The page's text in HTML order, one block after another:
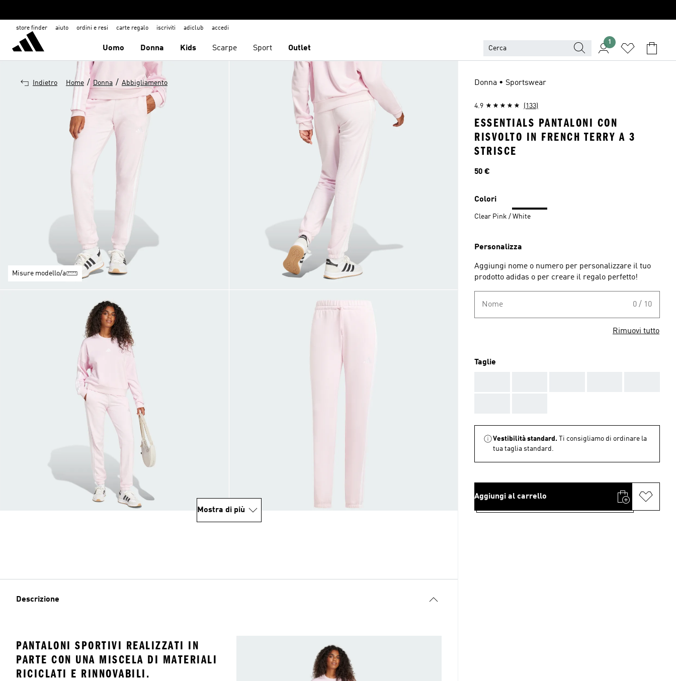
store finder aiuto ordini e resi carte regalo iscriviti adiclub accedi
Uomo Donna Kids Scarpe Sport Outlet
1
Indietro Home / Donna / Abbigliamento
Misure modello/a
Mostra di più
Descrizione
PANTALONI SPORTIVI REALIZZATI IN
PARTE CON UNA MISCELA DI MATERIALI
RICICLATI E RINNOVABILI.
Donna • Sportswear
4.9 (133)
ESSENTIALS PANTALONI CON
RISVOLTO IN FRENCH TERRY A 3
STRISCE
Prezzo
50 €
Colori
Clear Pink / White
Personalizza
Aggiungi nome o numero per personalizzare il tuo
prodotto adidas o per creare il regalo perfetto!
Nome 0 / 10
Rimuovi tutto
Taglie
Vestibilità standard.
Ti consigliamo di ordinare la
tua taglia standard.
Aggiungi al carrello